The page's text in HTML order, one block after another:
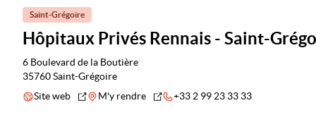
Saint-Grégoire
Hôpitaux Privés Rennais - Saint-
6 Boulevard de la Boutière
35760 Saint-Grégoire
Site web
M'y rendre +33 2 99 23 33 33